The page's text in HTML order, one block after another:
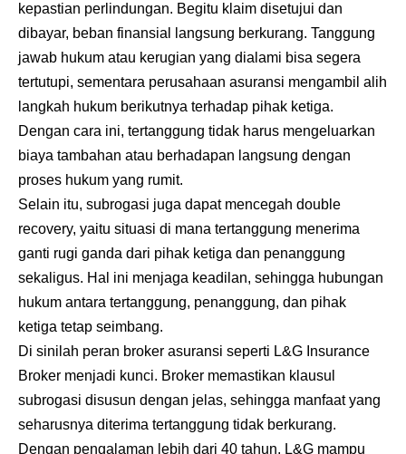
kepastian perlindungan. Begitu klaim disetujui dan
dibayar, beban finansial langsung berkurang. Tanggung
jawab hukum atau kerugian yang dialami bisa segera
tertutupi, sementara perusahaan asuransi mengambil alih
langkah hukum berikutnya terhadap pihak ketiga.
Dengan cara ini, tertanggung tidak harus mengeluarkan
biaya tambahan atau berhadapan langsung dengan
proses hukum yang rumit.
Selain itu, subrogasi juga dapat mencegah double
recovery, yaitu situasi di mana tertanggung menerima
ganti rugi ganda dari pihak ketiga dan penanggung
sekaligus. Hal ini menjaga keadilan, sehingga hubungan
hukum antara tertanggung, penanggung, dan pihak
ketiga tetap seimbang.
Di sinilah peran broker asuransi seperti L&G Insurance
Broker menjadi kunci. Broker memastikan klausul
subrogasi disusun dengan jelas, sehingga manfaat yang
seharusnya diterima tertanggung tidak berkurang.
Dengan pengalaman lebih dari 40 tahun, L&G mampu